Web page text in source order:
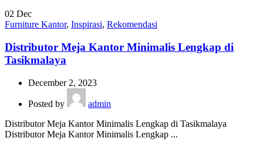
02 Dec
Furniture Kantor, Inspirasi, Rekomendasi
Distributor Meja Kantor Minimalis Lengkap di
Tasikmalaya
December 2, 2023
Posted by
admin
Distributor Meja Kantor Minimalis Lengkap di Tasikmalaya
Distributor Meja Kantor Minimalis Lengkap ...